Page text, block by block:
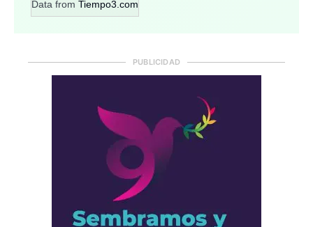
Data from Tiempo3.com
PUBLICIDAD